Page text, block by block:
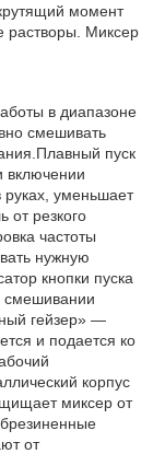
момент
растворы. Миксер
в диапазоне
смешивать
пуск
руках, уменьшает
от резкого
частоты
нужную
кнопки пуска
смешивании
гейзер» —
и подается ко
корпус
миксер от
от